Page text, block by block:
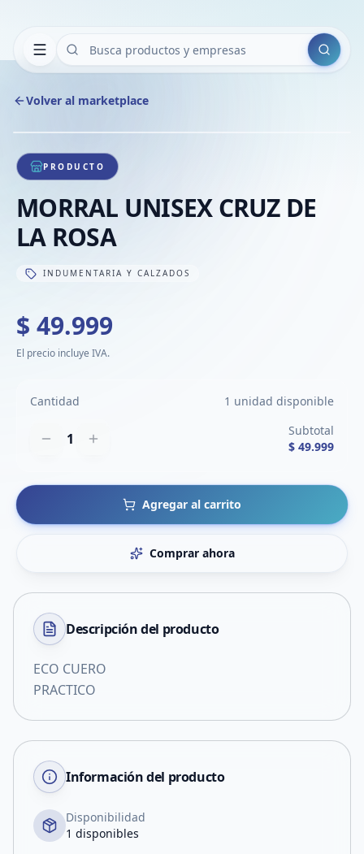
Buscar
Volver al marketplace
1/1
PRODUCTO
MORRAL UNISEX CRUZ DE
LA ROSA
INDUMENTARIA Y CALZADOS
$ 49.999
El precio incluye IVA.
Cantidad 1 unidad disponible
1
Subtotal
$ 49.999
Agregar al carrito
Comprar ahora
Descripción del producto
ECO CUERO
PRACTICO
Información del producto
Disponibilidad
1 disponibles